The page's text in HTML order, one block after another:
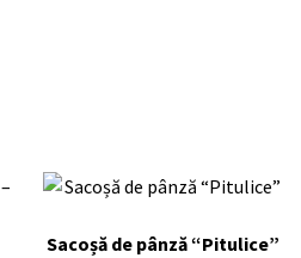
Sacoșă de pânză “Pitulice”